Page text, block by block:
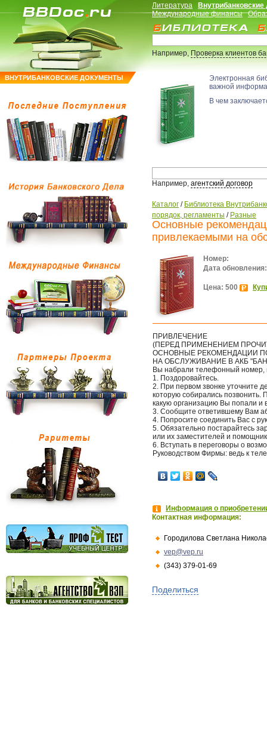
ВНУТРИБАНКОВСКИЕ ДОКУМЕНТЫ
Литература
Международные финансы
Например,Проверка клиентов
Электронная
важной
В чем
Например, агентский договор
Каталог / Библиотека
порядок, регламенты / Разные
Основные
привлекаемыми на
Номер:
Дата обновления:
Цена: 500
ПРИВЛЕЧЕНИЕ
(ПЕРЕД ПРИМЕНЕНИЕМ
ОСНОВНЫЕ РЕКОМЕНДАЦИИ
НА ОБСЛУЖИВАНИЕ В АКБ
Вы набрали телефонный номер,
1. Поздоровайтесь.
2. При первом звонке уточните
которую собирались позвонить.
какую организацию Вы попали и
3. Сообщите ответившему Вам
4. Попросите соединить Вас с
5. Обязательно постарайтесь
или их заместителей и
6. Вступать в переговоры о
Руководством Фирмы: ведь к
Информация о
Контактная информация:
Городилова Светлана
vep@vep.ru
(343) 379-01-69
Поделиться